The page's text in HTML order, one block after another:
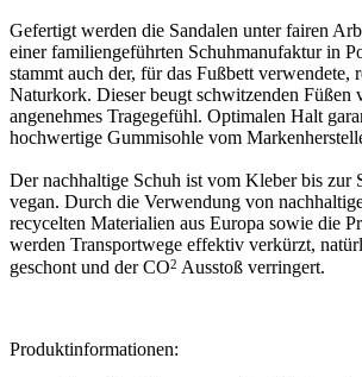
Gefertigt werden die Sandalen unter fairen
einer familiengeführten Schuhmanufaktur in
stammt auch der, für das Fußbett verwendete,
Naturkork. Dieser beugt schwitzenden Füßen
angenehmes Tragegefühl. Optimalen Halt
hochwertige Gummisohle vom
Der nachhaltige Schuh ist vom Kleber bis zur
vegan. Durch die Verwendung von
recycelten Materialien aus Europa sowie die
werden Transportwege effektiv verkürzt,
geschont und der CO2 Ausstoß verringert.
Produktinformationen: